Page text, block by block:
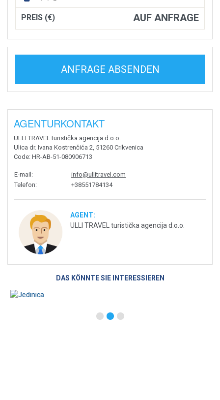
PREIS (€) AUF ANFRAGE
ANFRAGE ABSENDEN
AGENTURKONTAKT
ULLI TRAVEL turistička agencija d.o.o.
Ulica dr. Ivana Kostrenčića 2, 51260 Crikvenica
Code: HR-AB-51-080906713
E-mail :
info@ullitravel.com
Telefon: +38551784134
AGENT:
ULLI TRAVEL turistička agencija d.o.o.
DAS KÖNNTE SIE INTERESSIEREN